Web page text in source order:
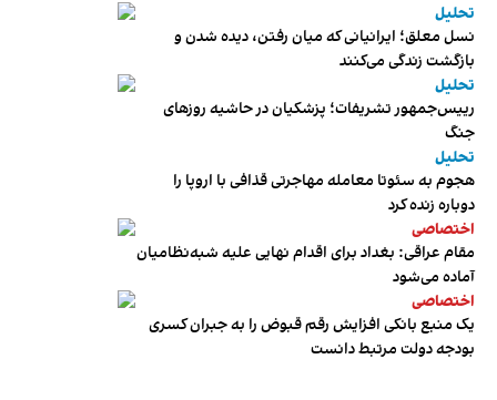
تحلیل
نسل معلق؛ ایرانیانی که میان رفتن، دیده شدن و
بازگشت زندگی می‌کنند
تحلیل
رییس‌جمهور تشریفات؛ پزشکیان در حاشیه روزهای
جنگ
تحلیل
هجوم به سئوتا معامله مهاجرتی قذافی با اروپا را
دوباره زنده کرد
اختصاصی
مقام عراقی: بغداد برای اقدام نهایی علیه شبه‌نظامیان
آماده می‌شود
اختصاصی
یک منبع بانکی افزایش رقم قبوض را به جبران کسری
بودجه دولت مرتبط دانست